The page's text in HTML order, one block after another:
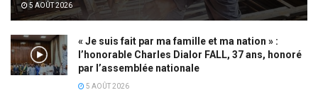
5 AOÛT 2026
« Je suis fait par ma famille et ma nation » :
l’honorable Charles Dialor FALL, 37 ans, honoré
par l’assemblée nationale
5 AOÛT 2026